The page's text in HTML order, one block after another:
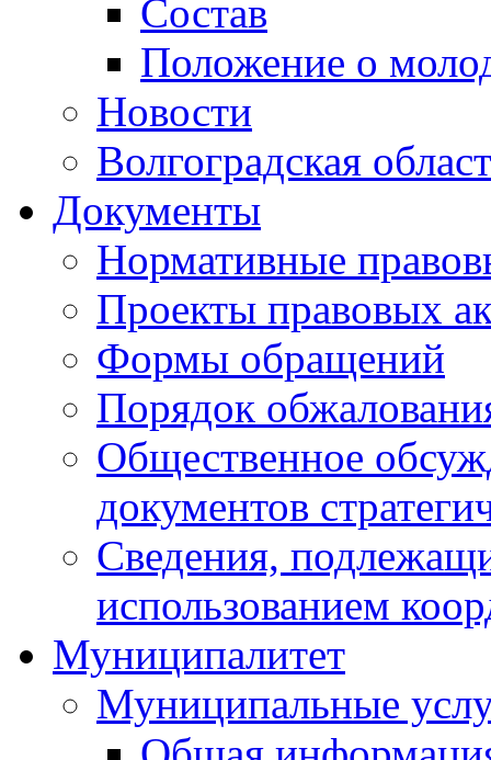
Состав
Положение о
Новости
Волгоградская
Документы
Нормативные
Проекты правовых
Формы обращений
Порядок
Общественное
документов
Сведения,
использованием
Муниципалитет
Муниципальные